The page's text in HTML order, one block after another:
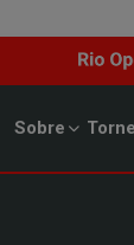
Sobre